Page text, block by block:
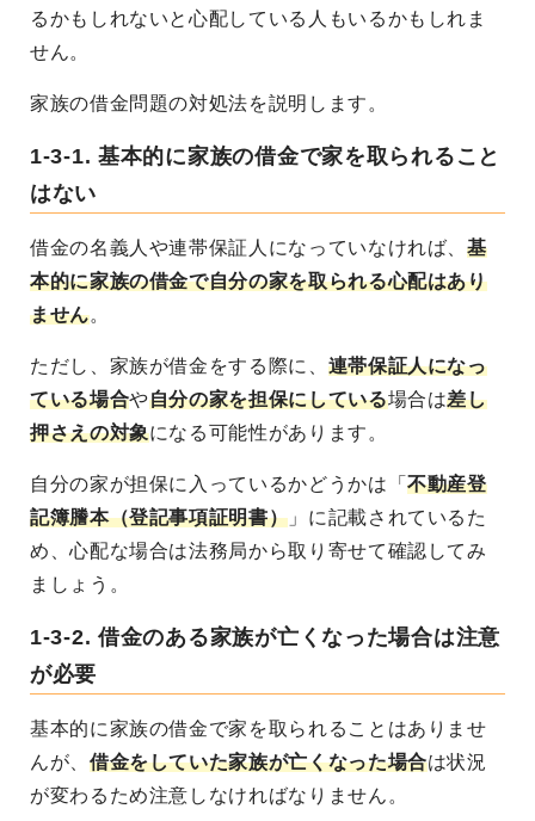
るかもしれないと心配している人もいるかもしれま
せん。
家族の借金問題の対処法を説明します。
1-3-1. 基本的に家族の借金で家を取られること
はない
借金の名義人や連帯保証人になっていなければ、基
本的に家族の借金で自分の家を取られる心配はあり
ません。
ただし、家族が借金をする際に、 連帯保証人になっ
ている場合や自分の家を担保にしている場合は差し
押さえの対象になる可能性があります。
自分の家が担保に入っているかどうかは「不動産登
記簿謄本（登記事項証明書） 」に記載されているた
め、心配な場合は法務局から取り寄せて確認してみ
ましょう。
1-3-2. 借金のある家族が亡くなった場合は注意
が必要
基本的に家族の借金で家を取られることはありませ
んが、 借金をしていた家族が亡くなった場合は状況
が変わるため注意しなければなりません。